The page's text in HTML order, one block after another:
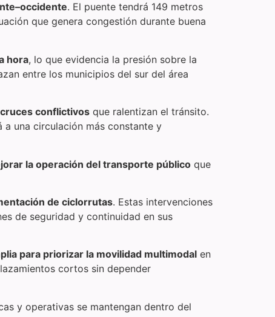
. El puente tendrá 149 metros
que genera congestión durante buena
hora, lo que evidencia la presión sobre la
entre los municipios del sur del área
conflictivos que ralentizan el tránsito.
una circulación más constante y
la operación del transporte público que
de ciclorrutas. Estas intervenciones
de seguridad y continuidad en sus
para priorizar la movilidad multimodal en
cortos sin depender
y operativas se mantengan dentro del